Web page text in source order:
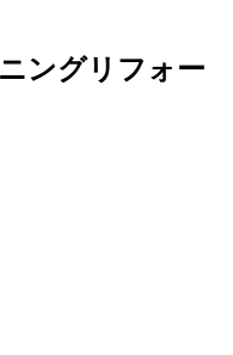
ングリフォー